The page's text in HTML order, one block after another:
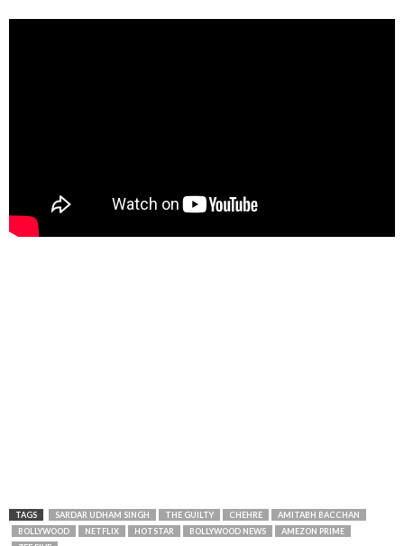
TAGS SARDAR UDHAM SINGH THE GUILTY CHEHRE
AMITABH BACCHAN
BOLLYWOOD
NETFLIX HOTSTAR BOLLYWOOD NEWS
AMEZON PRIME